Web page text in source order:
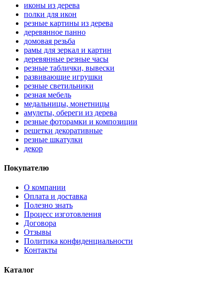
иконы из дерева
полки для икон
резные картины из дерева
деревянное панно
домовая резьба
рамы для зеркал и картин
деревянные резные часы
резные таблички, вывески
развивающие игрушки
резные светильники
резная мебель
медальницы, монетницы
амулеты, обереги из дерева
резные фоторамки и композиции
решетки декоративные
резные шкатулки
декор
Покупателю
О компании
Оплата и доставка
Полезно знать
Процесс изготовления
Договора
Отзывы
Политика конфиденциальности
Контакты
Каталог